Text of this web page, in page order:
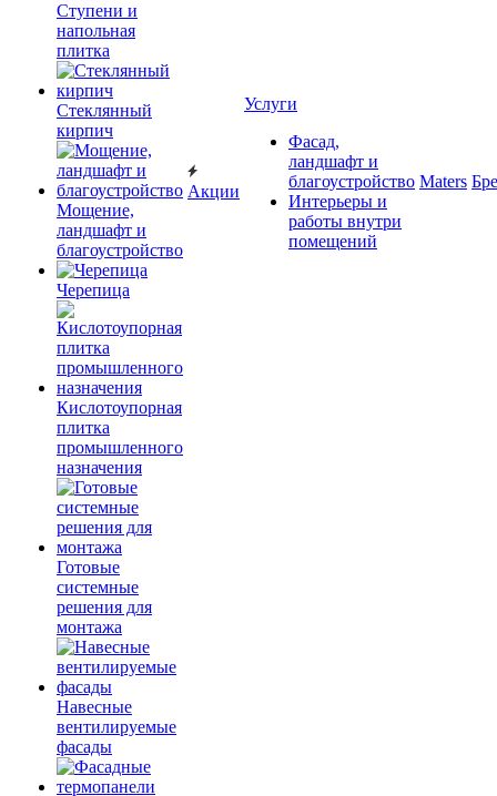
Ступени и
напольная
плитка
Cтеклянный
кирпич
Мощение,
ландшафт и
благоустройство
Черепица
Кислотоупорная
плитка
промышленного
назначения
Готовые
системные
решения для
монтажа
Навесные
вентилируемые
фасады
Акции
Услуги
Фасад,
ландшафт и
благоустройство
Интерьеры и
работы внутри
помещений
Maters